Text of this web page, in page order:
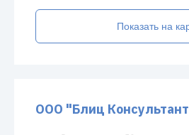
Показать на
ООО "Блиц